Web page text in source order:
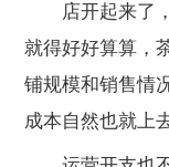
店开起来了，
就得好好算算，
铺规模和销售情
成本自然也就上